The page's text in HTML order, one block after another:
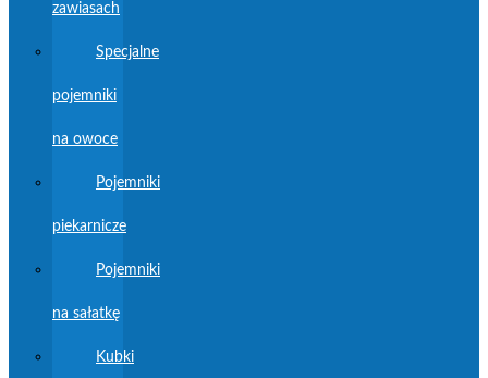
zawiasach
Specjalne
pojemniki
na owoce
Pojemniki
piekarnicze
Pojemniki
na sałatkę
Kubki